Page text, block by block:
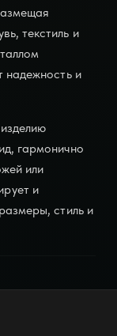
текстиль и
надежность и
гармонично
или
и
стиль и